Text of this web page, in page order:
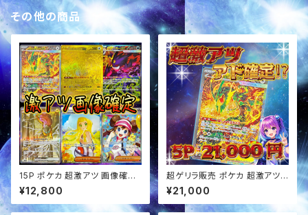
その他の商品
15P ポケカ 超激アツ 画像確定
オリパ
¥12,800
超ゲリラ販売 ポケカ 超激アツ
アド確定 オリパ
¥21,000